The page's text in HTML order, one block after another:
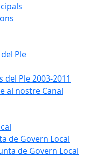
Ple
Ple 2003-2011
al nostre Canal
de Govern Local
de Govern Local